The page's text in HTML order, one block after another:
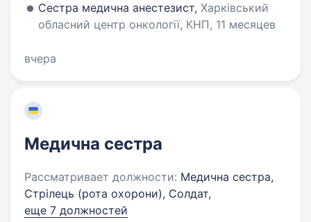
Сестра медична анестезист, Харківський
обласний центр онкології, КНП, 11 месяцев
вчера
Медична сестра
Рассматривает должности: Медична сестра,
Стрілець (рота охорони), Солдат,
еще 7 должностей